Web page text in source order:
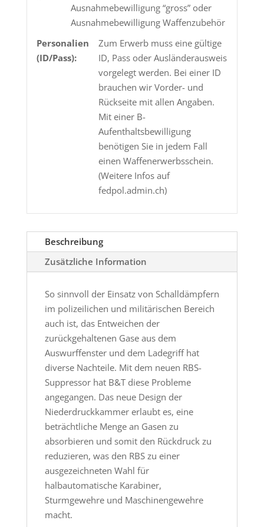
Ausnahmebewilligung “gross” oder
Ausnahmebewilligung Waffenzubehör
Personalien
(ID/Pass):
Zum Erwerb muss eine gültige
ID, Pass oder Ausländerausweis
vorgelegt werden. Bei einer ID
brauchen wir Vorder- und
Rückseite mit allen Angaben.
Mit einer B-
Aufenthaltsbewilligung
benötigen Sie in jedem Fall
einen Waffenerwerbsschein.
(Weitere Infos auf
fedpol.admin.ch)
Beschreibung
Zusätzliche Information
So sinnvoll der Einsatz von Schalldämpfern
im polizeilichen und militärischen Bereich
auch ist, das Entweichen der
zurückgehaltenen Gase aus dem
Auswurffenster und dem Ladegriff hat
diverse Nachteile. Mit dem neuen RBS-
Suppressor hat B&T diese Probleme
angegangen. Das neue Design der
Niederdruckkammer erlaubt es, eine
beträchtliche Menge an Gasen zu
absorbieren und somit den Rückdruck zu
reduzieren, was den RBS zu einer
ausgezeichneten Wahl für
halbautomatische Karabiner,
Sturmgewehre und Maschinengewehre
macht.